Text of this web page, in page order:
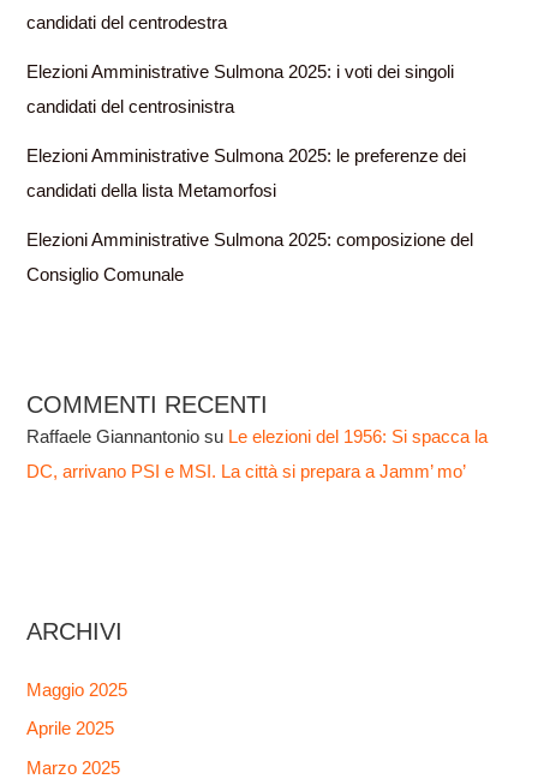
candidati del centrodestra
Elezioni Amministrative Sulmona 2025: i voti dei singoli
candidati del centrosinistra
Elezioni Amministrative Sulmona 2025: le preferenze dei
candidati della lista Metamorfosi
Elezioni Amministrative Sulmona 2025: composizione del
Consiglio Comunale
COMMENTI RECENTI
Raffaele Giannantonio su Le elezioni del 1956: Si spacca la
DC, arrivano PSI e MSI. La città si prepara a Jamm’ mo’
ARCHIVI
Maggio 2025
Aprile 2025
Marzo 2025